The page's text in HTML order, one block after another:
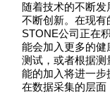
随着技术的不断发
不断创新。在现有
STONE公司正在
能会加入更多的
测试，或者根据
能的加入将进一步
在数据采集的层面